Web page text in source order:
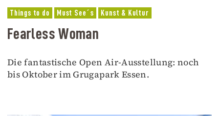
Things to do Must See´s Kunst & Kultur
Fearless Woman
Die fantastische Open Air-Ausstellung: noch
bis Oktober im Grugapark Essen.